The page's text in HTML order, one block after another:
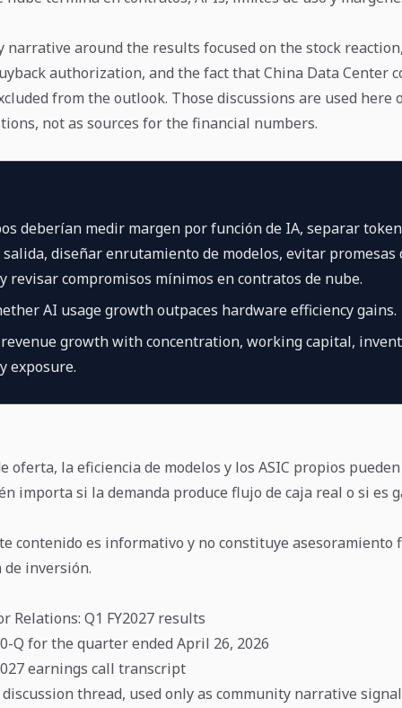
narrative around the results focused on the stock
authorization, and the fact that China Data Center
from the outlook. Those discussions are used here
not as sources for the financial numbers.
deberían medir margen por función de IA, separar
diseñar enrutamiento de modelos, evitar promesas
revisar compromisos mínimos en contratos de nube.
AI usage growth outpaces hardware efficiency gains.
growth with concentration, working capital,
exposure.
oferta, la eficiencia de modelos y los ASIC propios
importa si la demanda produce flujo de caja real o si es
contenido es informativo y no constituye asesoramiento
de inversión.
Relations: Q1 FY2027 results
Q for the quarter ended April 26, 2026
earnings call transcript
thread, used only as community narrative signal